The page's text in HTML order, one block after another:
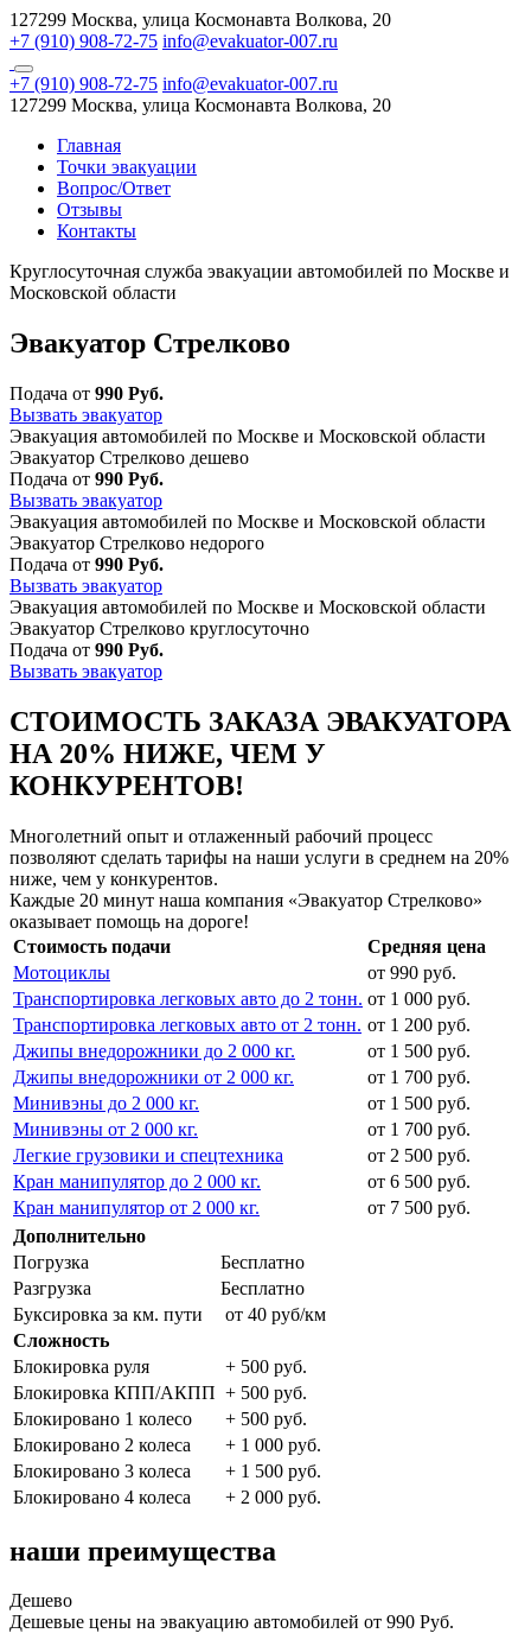
127299 Москва, улица Космонавта Волкова, 20
+7 (910) 908-72-75 info@evakuator-007.ru
+7 (910) 908-72-75 info@evakuator-007.ru
127299 Москва, улица Космонавта Волкова, 20
Главная
Точки эвакуации
Вопрос/Ответ
Отзывы
Контакты
Круглосуточная служба эвакуации автомобилей по Москве и
Московской области
Эвакуатор Стрелково
Подача от 990 Руб.
Вызвать эвакуатор
Эвакуация автомобилей по Москве и Московской области
Эвакуатор Стрелково дешево
Подача от 990 Руб.
Вызвать эвакуатор
Эвакуация автомобилей по Москве и Московской области
Эвакуатор Стрелково недорого
Подача от 990 Руб.
Вызвать эвакуатор
Эвакуация автомобилей по Москве и Московской области
Эвакуатор Стрелково круглосуточно
Подача от 990 Руб.
Вызвать эвакуатор
СТОИМОСТЬ ЗАКАЗА ЭВАКУАТОРА
НА 20% НИЖЕ, ЧЕМ У
КОНКУРЕНТОВ!
Многолетний опыт и отлаженный рабочий процесс
позволяют сделать тарифы на наши услуги в среднем на 20%
ниже, чем у конкурентов.
Каждые 20 минут наша компания «Эвакуатор Стрелково»
оказывает помощь на дороге!
Стоимость подачи
Средняя цена
Мотоциклы
от 990 руб.
Транспортировка легковых авто до 2 тонн. от 1 000 руб.
Транспортировка легковых авто от 2 тонн. от 1 200 руб.
Джипы внедорожники до 2 000 кг.
от 1 500 руб.
Джипы внедорожники от 2 000 кг.
от 1 700 руб.
Минивэны до 2 000 кг.
от 1 500 руб.
Минивэны от 2 000 кг.
от 1 700 руб.
Легкие грузовики и спецтехника
от 2 500 руб.
Кран манипулятор до 2 000 кг.
от 6 500 руб.
Кран манипулятор от 2 000 кг.
от 7 500 руб.
Дополнительно
Погрузка
Бесплатно
Разгрузка
Бесплатно
Буксировка за км. пути
от 40 руб/км
Сложность
Блокировка руля
+ 500 руб.
Блокировка КПП/АКПП + 500 руб.
Блокировано 1 колесо
+ 500 руб.
Блокировано 2 колеса
+ 1 000 руб.
Блокировано 3 колеса
+ 1 500 руб.
Блокировано 4 колеса
+ 2 000 руб.
наши преимущества
Дешево
Дешевые цены на эвакуацию автомобилей от 990 Руб.